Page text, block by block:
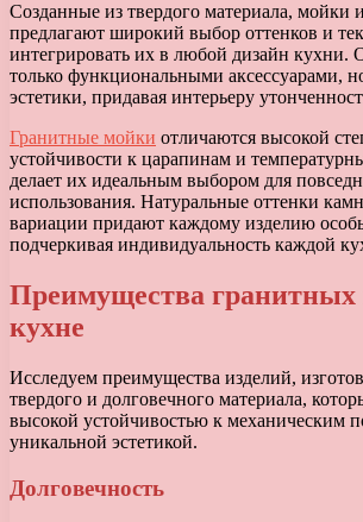
Созданные из твердого материала, мойки
предлагают широкий выбор оттенков и
интегрировать их в любой дизайн кухни.
только функциональными аксессуарами,
эстетики, придавая интерьеру
Гранитные мойки отличаются высокой
устойчивости к царапинам и
делает их идеальным выбором для
использования. Натуральные оттенки
вариации придают каждому изделию
подчеркивая индивидуальность каждой
Преимущества гранитных
кухне
Исследуем преимущества изделий,
твердого и долговечного материала,
высокой устойчивостью к механическим
уникальной эстетикой.
Долговечность